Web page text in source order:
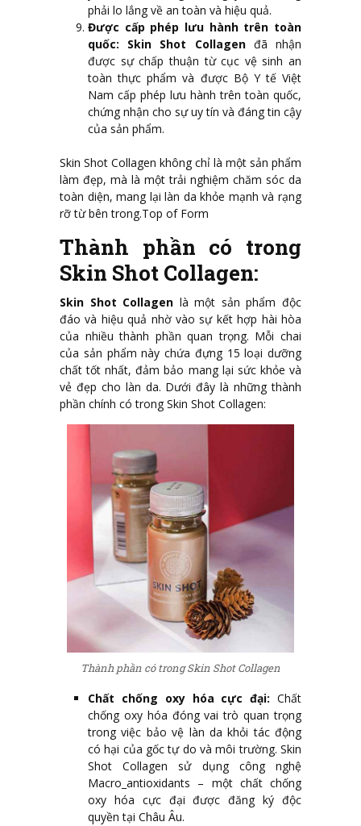
phải lo lắng về an toàn và hiệu quả.
Được cấp phép lưu hành trên toàn
quốc:
Skin Shot Collagenđã nhận
được sự chấp thuận từ cục vệ sinh an
toàn thực phẩm và được Bộ Y tế Việt
Nam cấp phép lưu hành trên toàn quốc,
chứng nhận cho sự uy tín và đáng tin cậy
của sản phẩm.
Skin Shot Collagen không chỉ là một sản phẩm
làm đẹp, mà là một trải nghiệm chăm sóc da
toàn diện, mang lại làn da khỏe mạnh và rạng
rỡ từ bên trong.Top of Form
Thành phần có trong
Skin Shot Collagen:
Skin Shot Collagen là một sản phẩm độc
đáo và hiệu quả nhờ vào sự kết hợp hài hòa
của nhiều thành phần quan trọng. Mỗi chai
của sản phẩm này chứa đựng 15 loại dưỡng
chất tốt nhất, đảm bảo mang lại sức khỏe và
vẻ đẹp cho làn da. Dưới đây là những thành
phần chính có trong Skin Shot Collagen:
Thành phần có trong Skin Shot Collagen
Chất chống oxy hóa cực đại: Chất
chống oxy hóa đóng vai trò quan trọng
trong việc bảo vệ làn da khỏi tác động
có hại của gốc tự do và môi trường. Skin
Shot Collagen sử dụng công nghệ
Macro_antioxidants – một chất chống
oxy hóa cực đại được đăng ký độc
quyền tại Châu Âu.